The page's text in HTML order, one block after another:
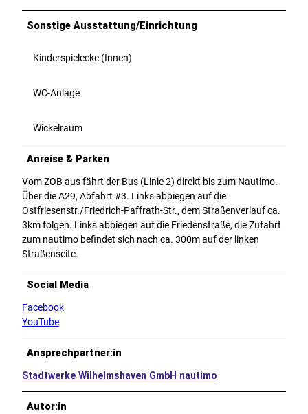
Sonstige Ausstattung/Einrichtung
Kinderspielecke (Innen)
WC-Anlage
Wickelraum
Anreise & Parken
Vom ZOB aus fährt der Bus (Linie 2) direkt bis zum Nautimo.
Über die A29, Abfahrt #3. Links abbiegen auf die
Ostfriesenstr./Friedrich-Paffrath-Str., dem Straßenverlauf ca.
3km folgen. Links abbiegen auf die Friedenstraße, die Zufahrt
zum nautimo befindet sich nach ca. 300m auf der linken
Straßenseite.
Social Media
Facebook
YouTube
Ansprechpartner:in
Stadtwerke Wilhelmshaven GmbH nautimo
Autor:in